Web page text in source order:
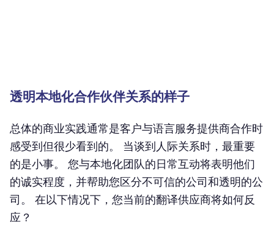
透明本地化合作伙伴关系的样子
总体的商业实践通常是客户与语言服务提供商合作时
感受到但很少看到的。 当谈到人际关系时，最重要
的是小事。 您与本地化团队的日常互动将表明他们
的诚实程度，并帮助您区分不可信的公司和透明的公
司。 在以下情况下，您当前的翻译供应商将如何反
应？